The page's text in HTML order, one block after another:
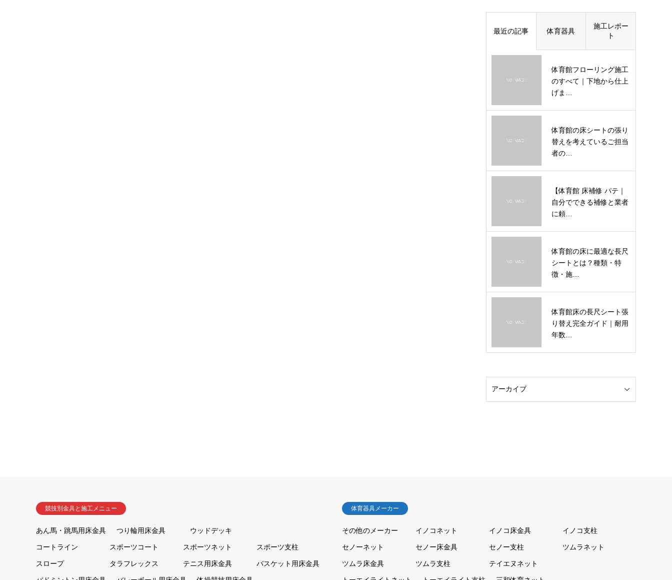
最近の記事 体育器具
施工レポー
ト
体育館フローリング施工
のすべて｜下地から仕上
げま…
体育館の床シートの張り
替えを考えているご担当
者の…
【体育館 床補修 パテ｜
自分でできる補修と業者
に頼…
体育館の床に最適な長尺
シートとは？種類・特
徴・施…
体育館床の長尺シート張
り替え完全ガイド｜耐用
年数…
競技別金具と施工メニュー
あん馬・跳馬用床金具 つり輪用床金具 ウッドデッキ
コートライン スポーツコート スポーツネット スポーツ支柱
スロープ タラフレックス テニス用床金具 バスケット用床金具
体育器具メーカー
その他のメーカー イノコネット イノコ床金具 イノコ支柱
セノーネット セノー床金具 セノー支柱 ツムラネット
ツムラ床金具 ツムラ支柱 テイエヌネット